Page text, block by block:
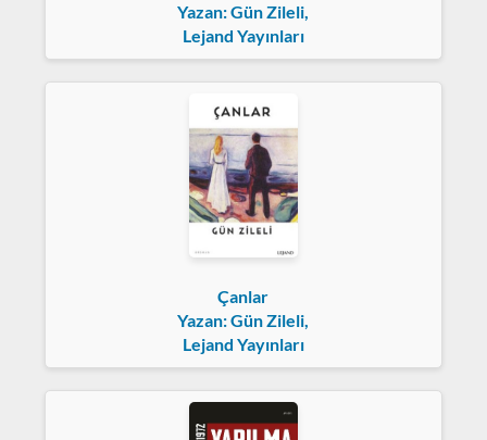
Yazan: Gün Zileli,
Lejand Yayınları
Çanlar
Yazan: Gün Zileli,
Lejand Yayınları